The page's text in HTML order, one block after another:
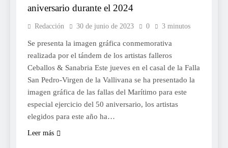
aniversario durante el 2024
Redacción 30 de junio de 2023 0 3 minutos
Se presenta la imagen gráfica conmemorativa
realizada por el tándem de los artistas falleros
Ceballos & Sanabria Este jueves en el casal de la Falla
San Pedro-Virgen de la Vallivana se ha presentado la
imagen gráfica de las fallas del Marítimo para este
especial ejercicio del 50 aniversario, los artistas
elegidos para este año ha…
Leer más